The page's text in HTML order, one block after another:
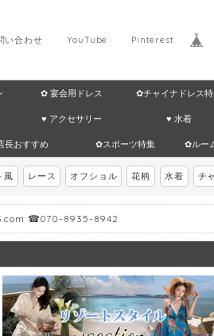
Pinterest
YouTube
い合わせ
✿ 宴会用ドレス ✿チャイナドレス
♥ アクセサリー ♥ 水着
長おすすめ ✿スポーツ特集 ✿ルー
風 レース オフショル 花柄 水着 チ
☎070-8935-8942